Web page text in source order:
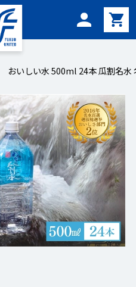
メニュー
おいしい水 500ml 24本 瓜割名水